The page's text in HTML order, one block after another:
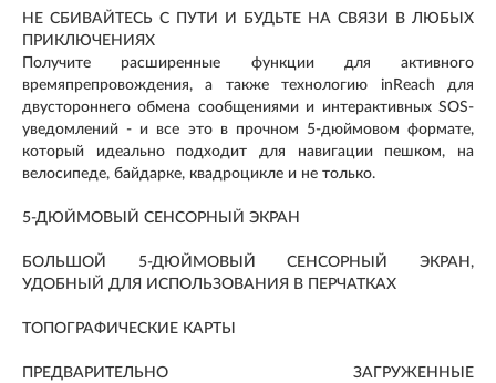
НЕ СБИВАЙТЕСЬ С ПУТИ И БУДЬТЕ НА СВЯЗИ В ЛЮБЫХ
ПРИКЛЮЧЕНИЯХ
Получите расширенные функции для активного
времяпрепровождения, а также технологию inReach для
двустороннего обмена сообщениями и интерактивных SOS-
уведомлений - и все это в прочном 5-дюймовом формате,
который идеально подходит для навигации пешком, на
велосипеде, байдарке, квадроцикле и не только.
5-ДЮЙМОВЫЙ СЕНСОРНЫЙ ЭКРАН
БОЛЬШОЙ 5-ДЮЙМОВЫЙ СЕНСОРНЫЙ ЭКРАН,
УДОБНЫЙ ДЛЯ ИСПОЛЬЗОВАНИЯ В ПЕРЧАТКАХ
ТОПОГРАФИЧЕСКИЕ КАРТЫ
ПРЕДВАРИТЕЛЬНО ЗАГРУЖЕННЫЕ